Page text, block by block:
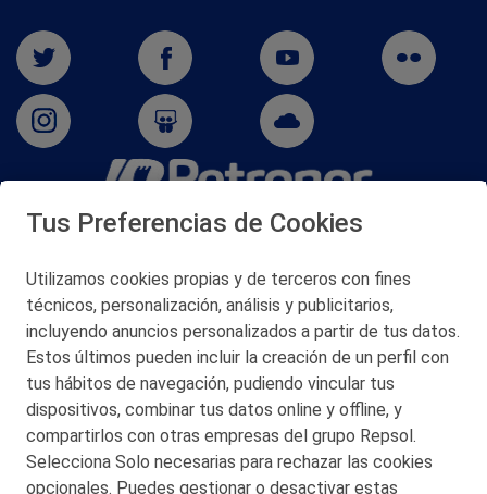
San Martín 5-Edificio Muñatones,
© 2026 Petronor S.A.
CONTACTO
MAPA WEB
Tus Preferencias de Cookies
Utilizamos cookies propias y de terceros con fines
técnicos, personalización, análisis y publicitarios,
incluyendo anuncios personalizados a partir de tus datos.
Estos últimos pueden incluir la creación de un perfil con
tus hábitos de navegación, pudiendo vincular tus
dispositivos, combinar tus datos online y offline, y
compartirlos con otras empresas del grupo Repsol.
Selecciona Solo necesarias para rechazar las cookies
opcionales. Puedes gestionar o desactivar estas